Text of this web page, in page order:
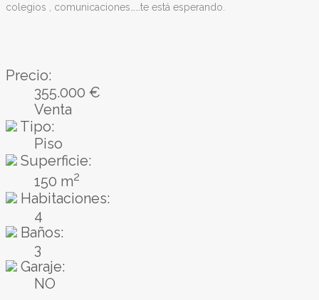
colegios , comunicaciones……te está esperando.
Precio:
355.000 €
Venta
Tipo:
Piso
Superficie:
150 m2
Habitaciones:
4
Baños:
3
Garaje:
NO